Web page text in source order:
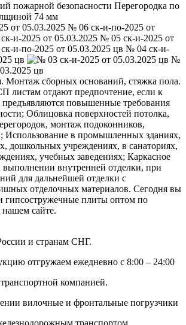
пожарной безопасности Перегородка по
74 мм
№ 06 ск-и-по-2025 от
№ 05 ск-и-2025 от
№ 04 ск-и-
цв
№
цв
Монтаж сборных оснований, стяжка пола.
листам отдают предпочтение, если к
повышенные требования
Облицовка поверхностей потолка,
монтаж подоконников,
Использование в промышленных зданиях,
дошкольных учреждениях, в санаториях,
учебных заведениях; Каркасное
выполнении внутренней отделки, при
для дальнейшей отделки с
отделочных материалов. Сегодня вы
гипсостружечные плиты оптом по
сайте.
и странам СНГ.
отгружаем ежедневно с 8:00 – 24:00
компанией.
вилочные и фронтальные погрузчики